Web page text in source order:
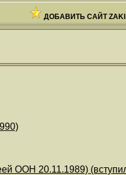
ДОБАВИТЬ САЙТ
ООН 20.11.1989)